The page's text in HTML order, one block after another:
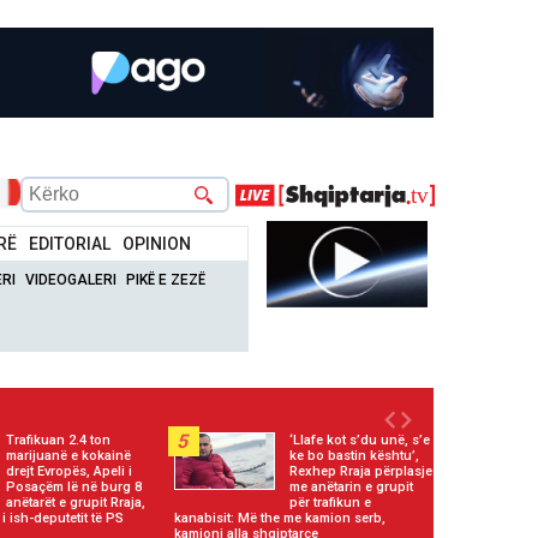
EDITORIAL OPINION
VIDEOGALERI PIKË E ZEZË
Trafikuan 2.4 ton
marijuanë e kokainë
drejt Evropës, Apeli i
Posaçëm lë në burg 8
anëtarët e grupit Rraja,
ish-deputetit të PS
5
‘Llafe kot s’du unë, s’e
ke bo bastin kështu’,
Rexhep Rraja përplasje
me anëtarin e grupit
për trafikun e
kanabisit: Më the me kamion serb,
kamioni alla shqiptarçe